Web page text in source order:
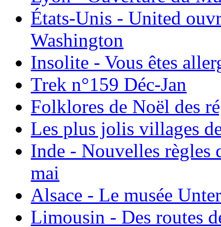
États-Unis - United
Washington
Insolite - Vous êtes
Trek n°159 Déc-Jan
Folklores de Noël des
Les plus jolis villages
Inde - Nouvelles règles
mai
Alsace - Le musée
Limousin - Des routes